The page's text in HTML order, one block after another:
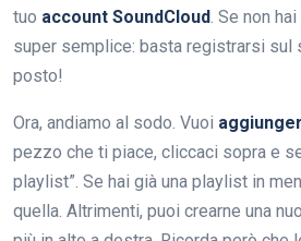
tuo account SoundCloud. Se non
super semplice: basta registrarsi sul
posto!
Ora, andiamo al sodo. Vuoi
pezzo che ti piace, cliccaci sopra e
playlist”. Se hai già una playlist in
quella. Altrimenti, puoi crearne una